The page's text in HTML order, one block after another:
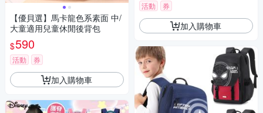
【優貝選】馬卡龍色系素面 中/
大童適用兒童休閒後背包
$590
活動 券
加入購物車
活動 券
加入購物車